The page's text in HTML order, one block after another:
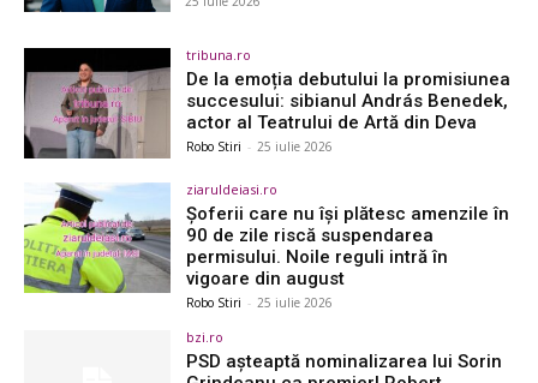
tribuna.ro
De la emoția debutului la promisiunea
succesului: sibianul András Benedek,
actor al Teatrului de Artă din Deva
Robo Stiri - 25 iulie 2026
ziaruldeiasi.ro
Șoferii care nu își plătesc amenzile în
90 de zile riscă suspendarea
permisului. Noile reguli intră în
vigoare din august
Robo Stiri - 25 iulie 2026
bzi.ro
PSD așteaptă nominalizarea lui Sorin